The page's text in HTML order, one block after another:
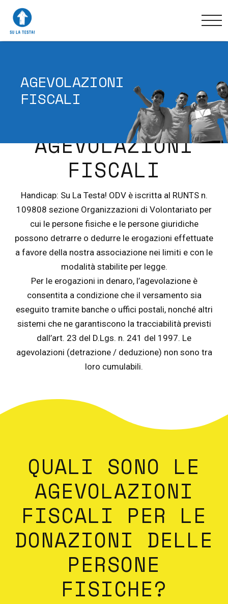
AGEVOLAZIONI
FISCALI
AGEVOLAZIONI
FISCALI
Handicap: Su La Testa! ODV è iscritta al RUNTS n.
109808 sezione Organizzazioni di Volontariato per
cui le persone fisiche e le persone giuridiche
possono detrarre o dedurre le erogazioni effettuate
a favore della nostra associazione nei limiti e con le
modalità stabilite per legge.
Per le erogazioni in denaro, l’agevolazione è
consentita a condizione che il versamento sia
eseguito tramite banche o uffici postali, nonché altri
sistemi che ne garantiscono la tracciabilità previsti
dall’art. 23 del D.Lgs. n. 241 del 1997. Le
agevolazioni (detrazione / deduzione) non sono tra
loro cumulabili.
QUALI SONO LE
AGEVOLAZIONI
FISCALI PER LE
DONAZIONI DELLE
PERSONE
FISICHE?